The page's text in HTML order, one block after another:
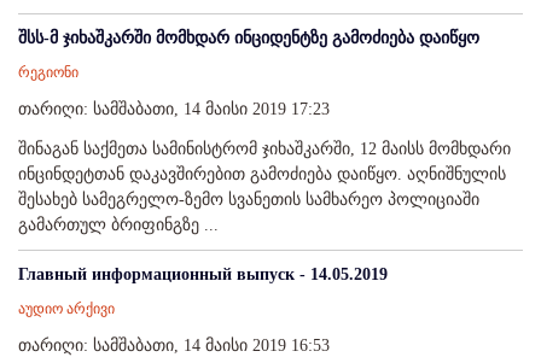
შსს-მ ჯიხაშკარში მომხდარ ინციდენტზე გამოძიება დაიწყო
რეგიონი
თარიღი: სამშაბათი, 14 მაისი 2019 17:23
შინაგან საქმეთა სამინისტრომ ჯიხაშკარში, 12 მაისს მომხდარი
ინცინდეტთან დაკავშირებით გამოძიება დაიწყო. აღნიშნულის
შესახებ სამეგრელო-ზემო სვანეთის სამხარეო პოლიციაში
გამართულ ბრიფინგზე ...
Главный информационный выпуск - 14.05.2019
აუდიო არქივი
თარიღი: სამშაბათი, 14 მაისი 2019 16:53